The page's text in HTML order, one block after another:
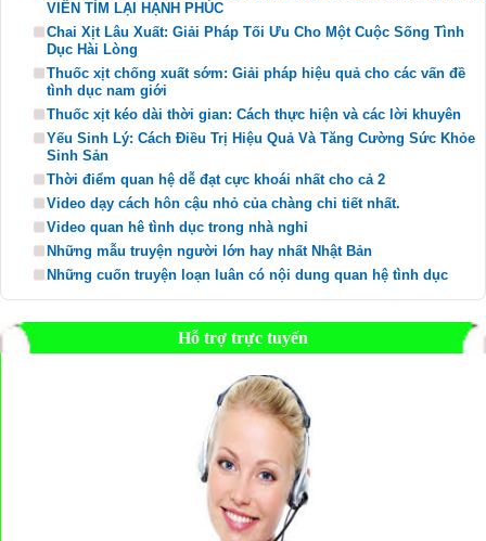
VIÊN TÌM LẠI HẠNH PHÚC
Chai Xịt Lâu Xuất: Giải Pháp Tối Ưu Cho Một Cuộc Sống Tình
Dục Hài Lòng
Thuốc xịt chống xuất sớm: Giải pháp hiệu quả cho các vấn đề
tình dục nam giới
Thuốc xịt kéo dài thời gian: Cách thực hiện và các lời khuyên
Yếu Sinh Lý: Cách Điều Trị Hiệu Quả Và Tăng Cường Sức Khỏe
Sinh Sản
Thời điểm quan hệ dễ đạt cực khoái nhất cho cả 2
Video dạy cách hôn cậu nhỏ của chàng chi tiết nhất.
Video quan hê tình dục trong nhà nghỉ
Những mẫu truyện người lớn hay nhất Nhật Bản
Những cuốn truyện loạn luân có nội dung quan hệ tình dục
Hỗ trợ trực tuyến